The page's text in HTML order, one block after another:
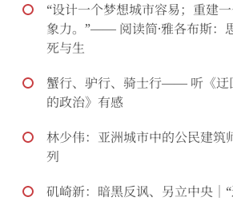
“设计一个梦想城市容易；重建
象力。”—— 阅读简·雅各布斯：
死与生
蟹行、驴行、骑士行—— 听《迂
的政治》有感
林少伟：亚洲城市中的公民建筑
列
矶崎新：暗黑反讽、另立中央｜